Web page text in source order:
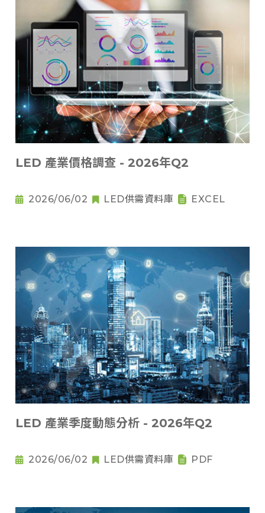
LED 產業價格調查 - 2026年Q2
2026/06/02 LED供需資料庫 EXCEL
LED 產業季度動態分析 - 2026年Q2
2026/06/02 LED供需資料庫 PDF